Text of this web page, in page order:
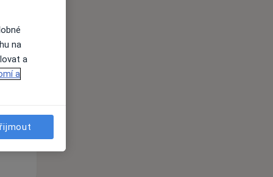
12 Srpen
na
a
a